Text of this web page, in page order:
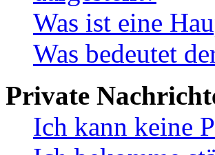
Was ist eine
Was bedeutet
Private
Ich kann keine